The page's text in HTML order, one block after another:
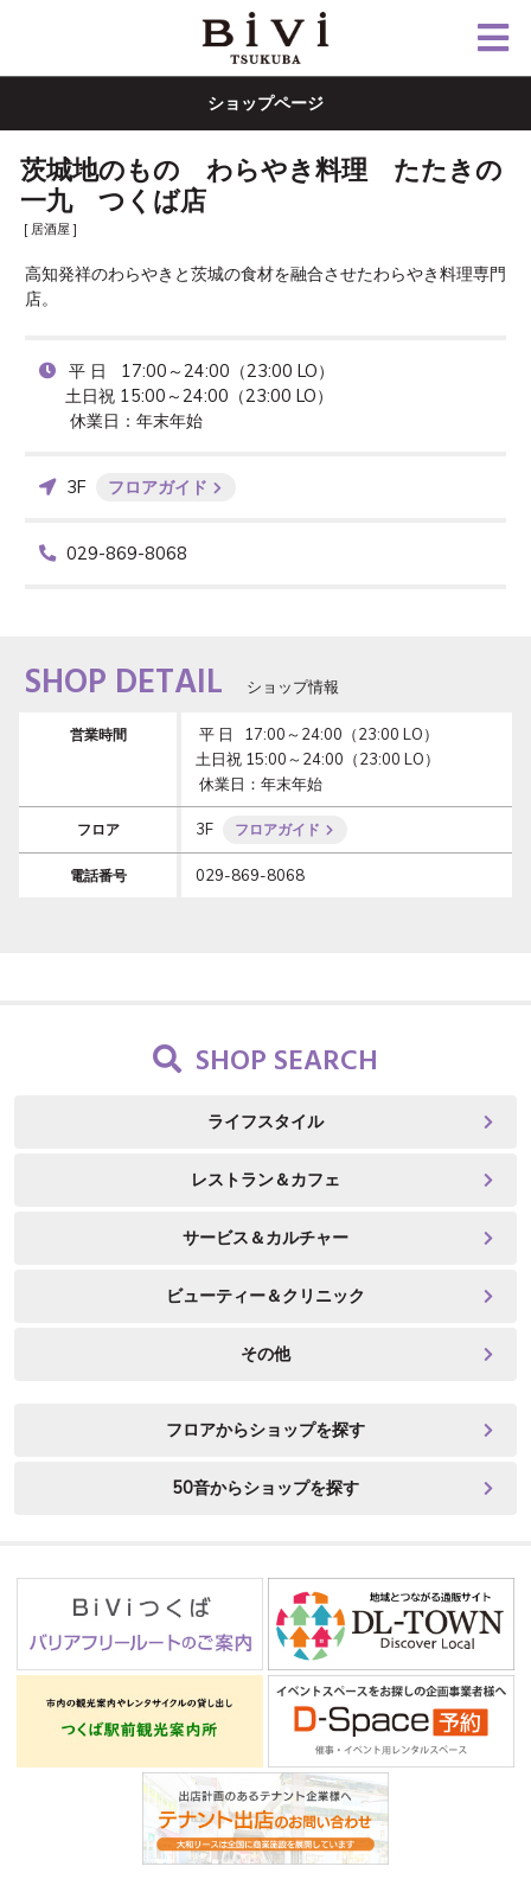
ショップページ
茨城地のもの わらやき料理 たたきの
一九 つくば店
[ 居酒屋 ]
高知発祥のわらやきと茨城の食材を融合させたわらやき料理専門
店。
平 日   17:00～24:00（23:00 LO）
土日祝 15:00～24:00（23:00 LO）
休業日：年末年始
3F フロアガイド
029-869-8068
SHOP DETAIL ショップ情報
営業時間
土日祝 15:00～24:00（23:00 LO）
休業日：年末年始
フロア 3F フロアガイド
電話番号 029-869-8068
SHOP SEARCH
ライフスタイル
レストラン＆カフェ
サービス＆カルチャー
ビューティー＆クリニック
その他
フロアからショップを探す
50音からショップを探す